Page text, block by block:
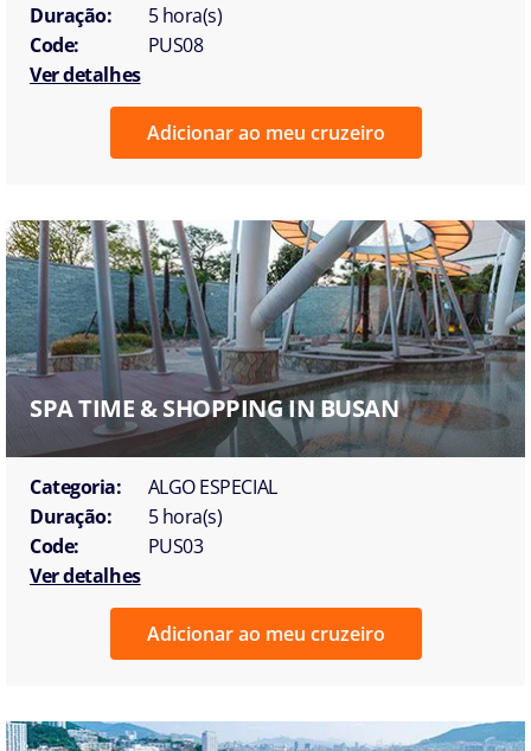
Duração:
5 hora(s)
Code:
PUS08
Ver detalhes
Adicionar ao meu cruzeiro
SPA TIME & SHOPPING IN BUSAN
Categoria:
ALGO ESPECIAL
Duração:
5 hora(s)
Code:
PUS03
Ver detalhes
Adicionar ao meu cruzeiro